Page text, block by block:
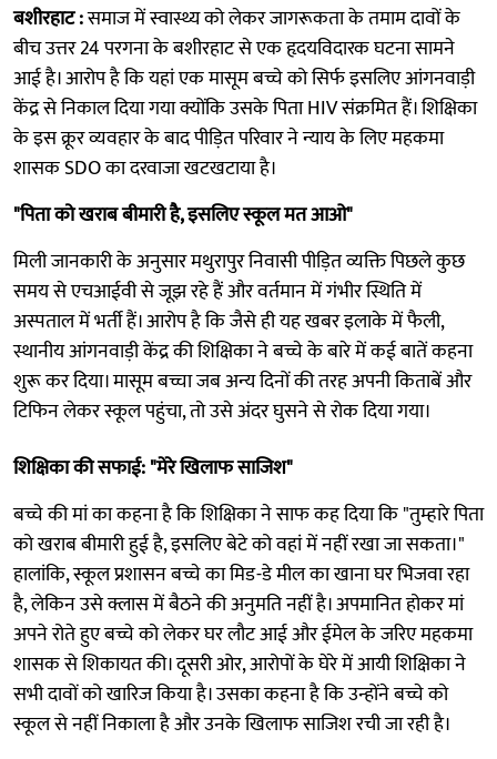
बशीरहाट :समाज में स्वास्थ्य को लेकर जागरूकता के तमाम दावों के
बीच उत्तर 24 परगना के बशीरहाट से एक हृदयविदारक घटना सामने
आई है। आरोप है कि यहां एक मासूम बच्चे को सिर्फ इसलिए आंगनवाड़ी
केंद्र से निकाल दिया गया क्योंकि उसके पिता HIV संक्रमित हैं। शिक्षिका
के इस क्रूर व्यवहार के बाद पीड़ित परिवार ने न्याय के लिए महकमा
शासक SDO का दरवाजा खटखटाया है।
"पिता को खराब बीमारी है, इसलिए स्कूल मत आओ"
मिली जानकारी के अनुसार मथुरापुर निवासी पीड़ित व्यक्ति पिछले कुछ
समय से एचआईवी से जूझ रहे हैं और वर्तमान में गंभीर स्थिति में
अस्पताल में भर्ती हैं। आरोप है कि जैसे ही यह खबर इलाके में फैली,
स्थानीय आंगनवाड़ी केंद्र की शिक्षिका ने बच्चे के बारे में कई बातें कहना
शुरू कर दिया। मासूम बच्चा जब अन्य दिनों की तरह अपनी किताबें और
टिफिन लेकर स्कूल पहुंचा, तो उसे अंदर घुसने से रोक दिया गया।
शिक्षिका की सफाई: "मेरे खिलाफ साजिश"
बच्चे की मां का कहना है कि शिक्षिका ने साफ कह दिया कि "तुम्हारे पिता
को खराब बीमारी हुई है, इसलिए बेटे को वहां में नहीं रखा जा सकता।"
हालांकि, स्कूल प्रशासन बच्चे का मिड-डे मील का खाना घर भिजवा रहा
है, लेकिन उसे क्लास में बैठने की अनुमति नहीं है। अपमानित होकर मां
अपने रोते हुए बच्चे को लेकर घर लौट आई और ईमेल के जरिए महकमा
शासक से शिकायत की। दूसरी ओर, आरोपों के घेरे में आयी शिक्षिका ने
सभी दावों को खारिज किया है। उसका कहना है कि उन्होंने बच्चे को
स्कूल से नहीं निकाला है और उनके खिलाफ साजिश रची जा रही है।